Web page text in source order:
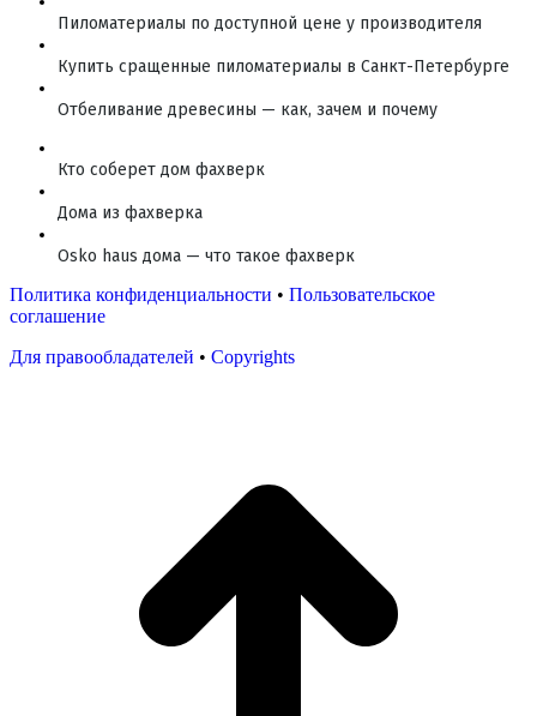
Пиломатериалы по доступной цене у производителя
Купить сращенные пиломатериалы в Санкт-Петербурге
Отбеливание древесины — как, зачем и почему
Кто соберет дом фахверк
Дома из фахверка
Osko haus дома — что такое фахверк
Политика конфиденциальности • Пользовательское
соглашение
Для правообладателей • Copyrights